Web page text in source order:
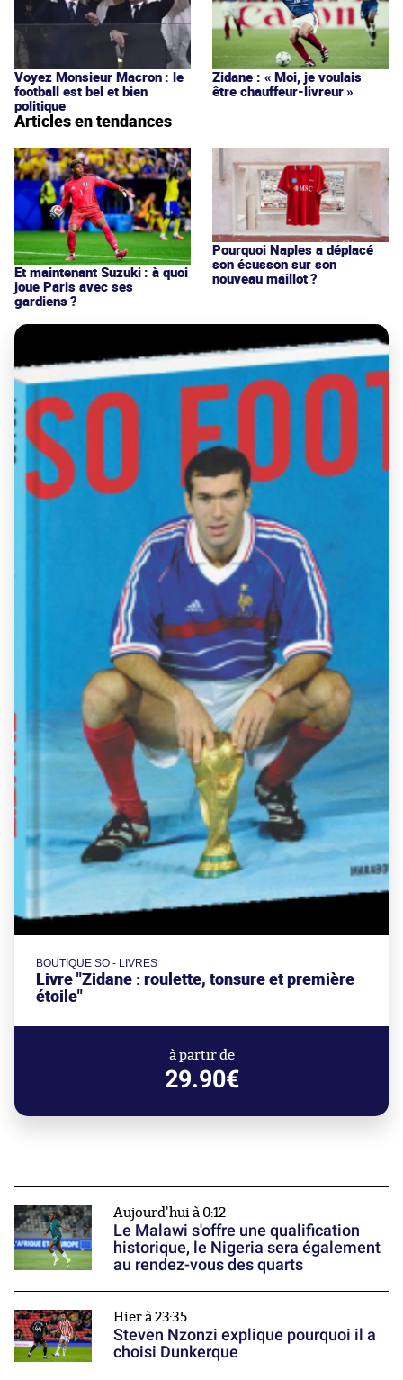
Voyez Monsieur Macron : le
football est bel et bien
politique
Zidane : « Moi, je voulais
être chauffeur-livreur »
Articles en tendances
Et maintenant Suzuki : à quoi
joue Paris avec ses
gardiens ?
Pourquoi Naples a déplacé
son écusson sur son
nouveau maillot ?
BOUTIQUE SO - LIVRES
Livre "Zidane : roulette, tonsure et première
étoile"
à partir de
29.90€
Aujourd'hui à 0:12
Le Malawi s'offre une qualification
historique, le Nigeria sera également
au rendez-vous des quarts
Hier à 23:35
Steven Nzonzi explique pourquoi il a
choisi Dunkerque